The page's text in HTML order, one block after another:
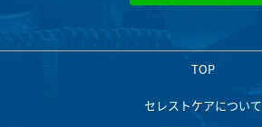
TOP
セレストケアについて